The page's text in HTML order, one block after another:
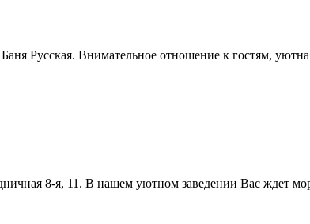
Русская. Внимательное отношение к гостям,
8-я, 11. В нашем уютном заведении Вас ждет